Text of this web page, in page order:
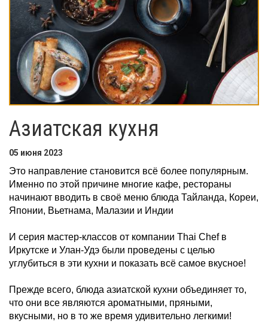
Азиатская кухня
05 июня 2023
Это направление становится всё более популярным.
Именно по этой причине многие кафе, рестораны
начинают вводить в своё меню блюда Тайланда, Кореи,
Японии, Вьетнама, Малазии и Индии
И серия мастер-классов от компании Thai Chef в
Иркутске и Улан-Удэ были проведены с целью
углубиться в эти кухни и показать всё самое вкусное!
Прежде всего, блюда азиатской кухни объединяет то,
что они все являются ароматными, пряными,
вкусными, но в то же время удивительно легкими!